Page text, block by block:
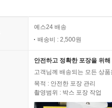
예스24 배송
배송비 : 2,500원
안전하고 정확한 포장을 위
고객님께 배송되는 모든 상
목적 : 안전한 포장 관리
촬영범위 : 박스 포장 작업